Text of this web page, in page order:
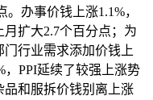
办事价钱上涨1.1%，
扩大2.7个百分点；为
行业需求添加价钱上
，PPI延续了较强上涨势
和服拆价钱别离上涨